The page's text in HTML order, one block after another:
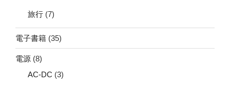
旅行 (7)
電子書籍 (35)
電源 (8)
AC-DC (3)